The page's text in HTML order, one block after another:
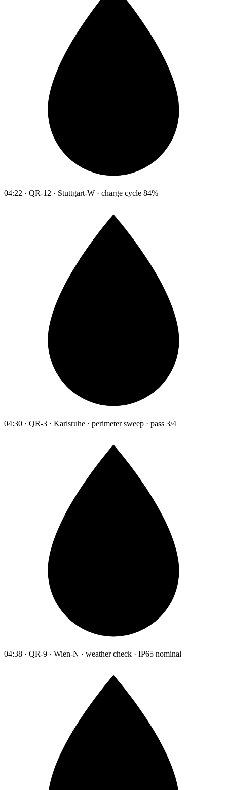
04:22 · QR-12 · Stuttgart-W · charge cycle 84%
04:30 · QR-3 · Karlsruhe · perimeter sweep · pass 3/4
04:38 · QR-9 · Wien-N · weather check · IP65 nominal